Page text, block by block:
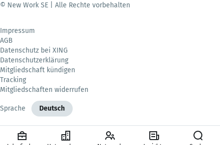
© New Work SE | Alle Rechte vorbehalten
Impressum
AGB
Datenschutz bei XING
Datenschutzerklärung
Mitgliedschaft kündigen
Tracking
Mitgliedschaften widerrufen
Sprache Deutsch